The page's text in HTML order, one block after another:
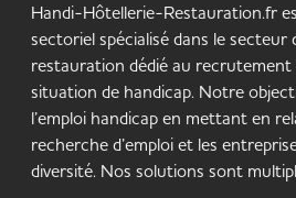
Handi-Hôtellerie-Restauration.fr
sectoriel spécialisé dans le secteur
restauration dédié au recrutement
situation de handicap. Notre
l’emploi handicap en mettant en
recherche d’emploi et les
diversité. Nos solutions sont